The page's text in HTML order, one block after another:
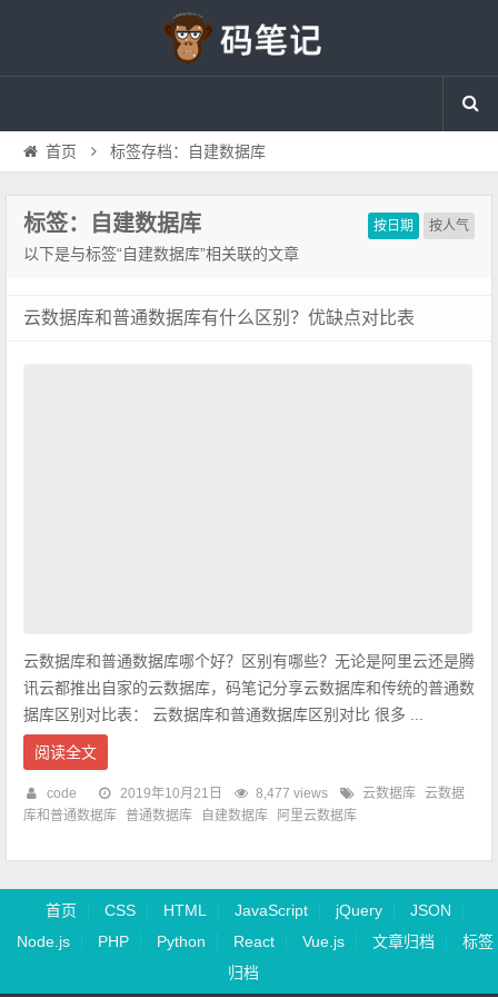
首页 标签存档：自建数据库
按日期 按人气
标签：自建数据库
以下是与标签“自建数据库”相关联的文章
云数据库和普通数据库有什么区别？优缺点对比表
云数据库和普通数据库哪个好？区别有哪些？无论是阿里云还是腾
讯云都推出自家的云数据库，码笔记分享云数据库和传统的普通数
据库区别对比表： 云数据库和普通数据库区别对比 很多 ...
阅读全文
code 2019年10月21日 8,477 views 云数据库 云数据
库和普通数据库 普通数据库 自建数据库 阿里云数据库
首页 CSS HTML JavaScript jQuery
JSON
Node.js
PHP Python React Vue.js 文章归档
标签
归档